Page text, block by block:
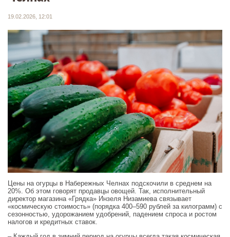
19.02.2026, 12:01
Цены на огурцы в Набережных Челнах подскочили в среднем на
20%. Об этом говорят продавцы овощей. Так, исполнительный
директор магазина «Грядка» Инзеля Низамиева связывает
«космическую стоимость» (порядка 400–590 рублей за килограмм) с
сезонностью, удорожанием удобрений, падением спроса и ростом
налогов и кредитных ставок.